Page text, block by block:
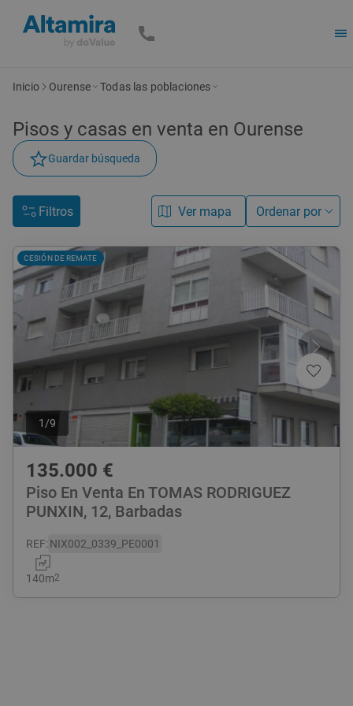
Inicio Ourense Todas las poblaciones
Pisos y casas en venta en Ourense
Guardar búsqueda
Filtros Ver mapa Ordenar por
1 /9
CESIÓN DE REMATE
135.000 €
Piso En Venta En TOMAS RODRIGUEZ
PUNXIN, 12, Barbadas
REF:NIX002_0339_PE0001
140m2